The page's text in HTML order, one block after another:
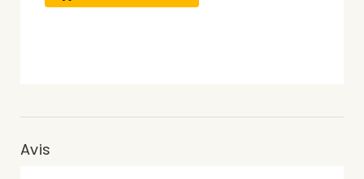
Avis